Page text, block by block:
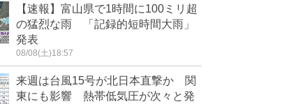
【速報】富山県で1時間に100ミリ超
の猛烈な雨 「記録的短時間大雨」
発表
08/08(土)18:57
来週は台風15号が北日本直撃か 関
東にも影響 熱帯低気圧が次々と発